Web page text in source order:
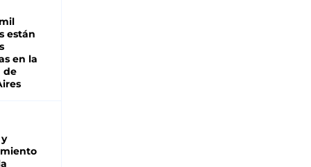
están
en la
de